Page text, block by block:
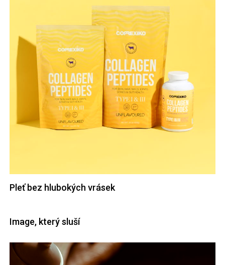
Pleť bez hlubokých vrásek
Image, který sluší